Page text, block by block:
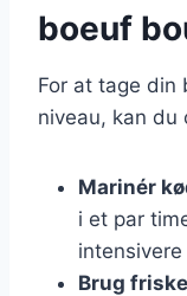
boeuf
For at tage
niveau, kan du
Marinér
i et par
Brug